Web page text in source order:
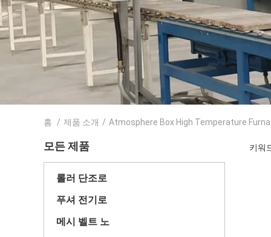
홈 / 제품 소개 / Atmosphere Box High Temperature
모든 제품
롤러 단조로
푸셔 전기로
메시 벨트 노
키워